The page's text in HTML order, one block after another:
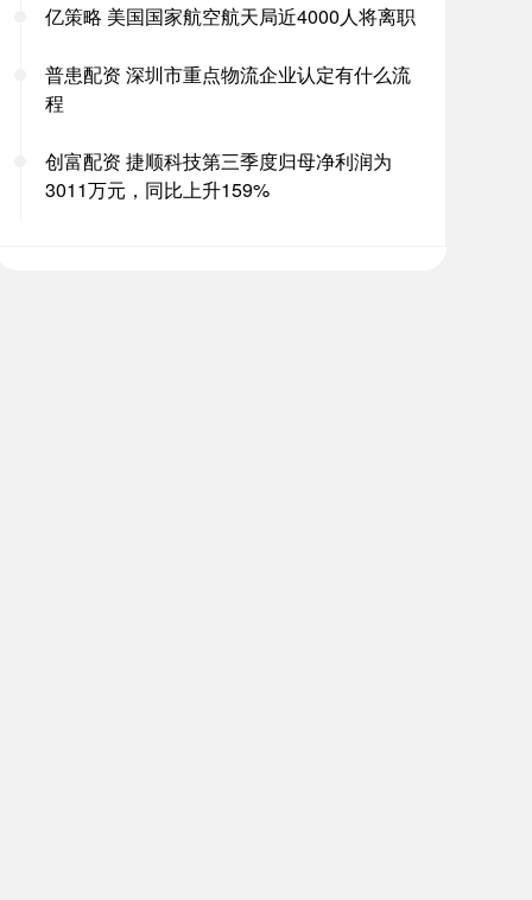
亿策略 美国国家航空航天局近4000人将离职
普患配资 深圳市重点物流企业认定有什么流
程
创富配资 捷顺科技第三季度归母净利润为
3011万元，同比上升159%